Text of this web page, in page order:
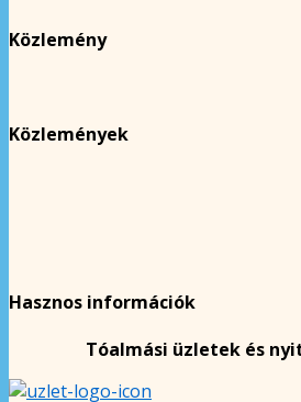
Közlemény
Közlemények
Hasznos információk
Tóalmási üzletek és